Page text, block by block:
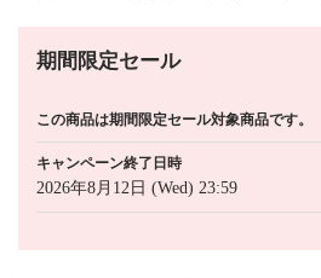
期間限定セール
この商品は期間限定セール対象商品です。
キャンペーン終了日時
2026年8月12日 (Wed) 23:59